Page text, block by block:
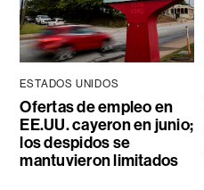
ESTADOS UNIDOS
Ofertas de empleo en
EE.UU. cayeron en junio;
los despidos se
mantuvieron limitados